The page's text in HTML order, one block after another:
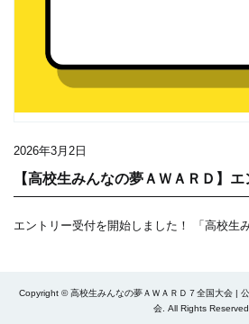
2026年3月2日
【高校生みんなの夢ＡＷＡＲＤ】
エントリー受付を開始しました！ 「高校生
Copyright © 高校生みんなの夢ＡＷＡＲＤ７全国大会 |
会. All Rights Reserved.